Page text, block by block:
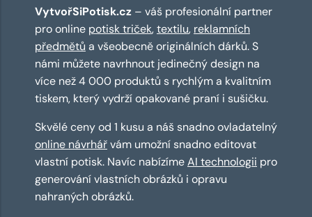
VytvořSiPotisk.cz – váš profesionální partner
pro online potisk triček,textilu, reklamních
předmětů a všeobecně originálních dárků. S
námi můžete navrhnout jedinečný design na
více než 4 000 produktů s rychlým a kvalitním
tiskem, který vydrží opakované praní i sušičku.
Skvělé ceny od 1 kusu a náš snadno ovladatelný
online návrhářvám umožní snadno editovat
vlastní potisk. Navíc nabízímeAI technologii pro
generování vlastních obrázků i opravu
nahraných obrázků.